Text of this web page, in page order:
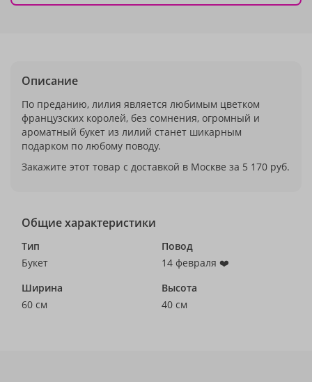
Описание
По преданию, лилия является любимым цветком
французских королей, без сомнения, огромный и
ароматный букет из лилий станет шикарным
подарком по любому поводу.
Закажите этот товар с доставкой в Москве за 5 170 руб.
Общие характеристики
Тип
Букет
Повод
14 февраля ❤️
Ширина
60 см
Высота
40 см